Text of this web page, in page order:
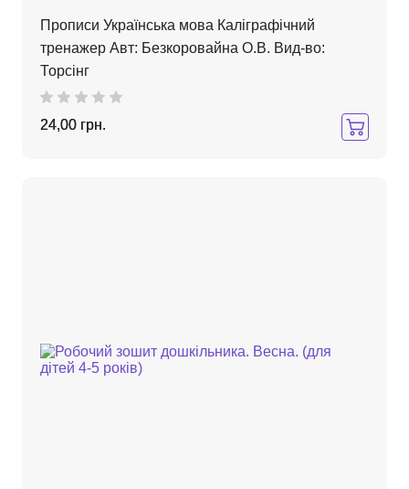
Прописи Українська мова Каліграфічний
тренажер Авт: Безкоровайна О.В. Вид-во:
Торсінг
24,00 грн.